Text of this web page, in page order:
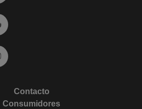
Ir al Blog (abre en ventana nueva)
Ir a Instagram (abre en ventana nueva)
Contacto
Consumidores